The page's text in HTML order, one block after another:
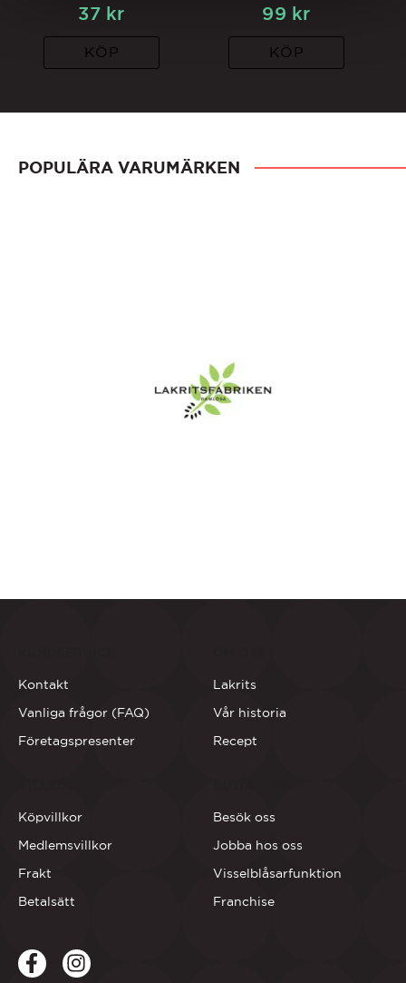
37 kr
KÖP
99 kr
KÖP
POPULÄRA VARUMÄRKEN
Kontakt
Vanliga frågor (FAQ)
Företagspresenter
Lakrits
Vår historia
Recept
Besök oss
Jobba hos oss
Visselblåsarfunktion
Franchise
Köpvillkor
Medlemsvillkor
Frakt
Betalsätt
FacebookLinkedIn